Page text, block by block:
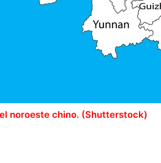
noroeste chino. (Shutterstock)